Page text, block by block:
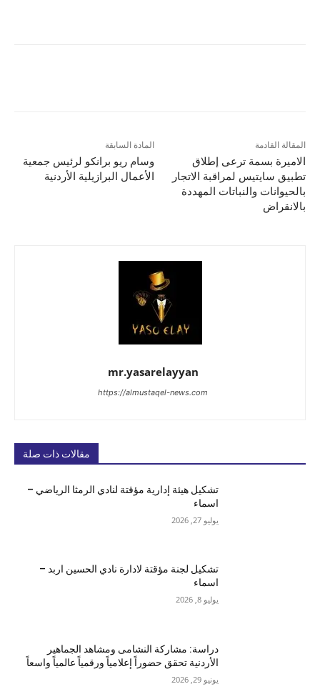
المادة السابقة
وسام ريو برانكو لرئيس جمعية
الأعمال البرازيلية الأردنية
المقالة القادمة
الاميرة بسمة ترعى إطلاق
تطبيق سايتيس لمراقبة الاتجار
بالحيوانات والنباتات المهددة
بالانقراض
mr.yasarelayyan
https://almustaqel-news.com
مقالات ذات صلة
تشكيل هيئة إدارية مؤقتة لنادي الرمثا الرياضي –
اسماء
يوليو 27, 2026
تشكيل لجنة مؤقتة لادارة نادي الحسين اربد –
اسماء
يوليو 8, 2026
دراسة: مشاركة النشامى ومشاهد الجماهير
الأردنية تحقق حضوراً إعلامياً ورقمياً عالمياً واسعاً
يونيو 29, 2026